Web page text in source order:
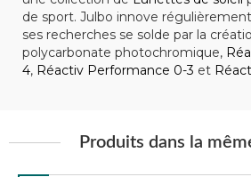
de sport. Julbo innove
ses recherches se solde par la
polycarbonate photochromique,
4, Réactiv Performance 0-3 et
Produits dans la